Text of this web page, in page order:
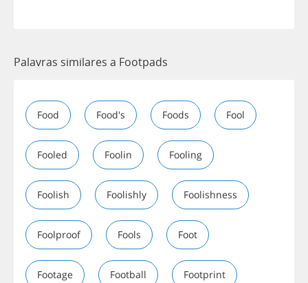
Palavras similares a Footpads
Food Food's Foods Fool
Fooled Foolin Fooling
Foolish Foolishly Foolishness
Foolproof Fools Foot
Footage Football Footprint